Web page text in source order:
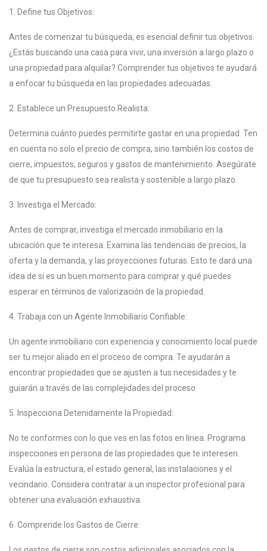
1. Define tus Objetivos:
Antes de comenzar tu búsqueda, es esencial definir tus objetivos.
¿Estás buscando una casa para vivir, una inversión a largo plazo o
una propiedad para alquilar? Comprender tus objetivos te ayudará
a enfocar tu búsqueda en las propiedades adecuadas.
2. Establece un Presupuesto Realista:
Determina cuánto puedes permitirte gastar en una propiedad. Ten
en cuenta no solo el precio de compra, sino también los costos de
cierre, impuestos, seguros y gastos de mantenimiento. Asegúrate
de que tu presupuesto sea realista y sostenible a largo plazo.
3. Investiga el Mercado:
Antes de comprar, investiga el mercado inmobiliario en la
ubicación que te interesa. Examina las tendencias de precios, la
oferta y la demanda, y las proyecciones futuras. Esto te dará una
idea de si es un buen momento para comprar y qué puedes
esperar en términos de valorización de la propiedad.
4. Trabaja con un Agente Inmobiliario Confiable:
Un agente inmobiliario con experiencia y conocimiento local puede
ser tu mejor aliado en el proceso de compra. Te ayudarán a
encontrar propiedades que se ajusten a tus necesidades y te
guiarán a través de las complejidades del proceso.
5. Inspecciona Detenidamente la Propiedad:
No te conformes con lo que ves en las fotos en línea. Programa
inspecciones en persona de las propiedades que te interesen.
Evalúa la estructura, el estado general, las instalaciones y el
vecindario. Considera contratar a un inspector profesional para
obtener una evaluación exhaustiva.
6. Comprende los Gastos de Cierre: